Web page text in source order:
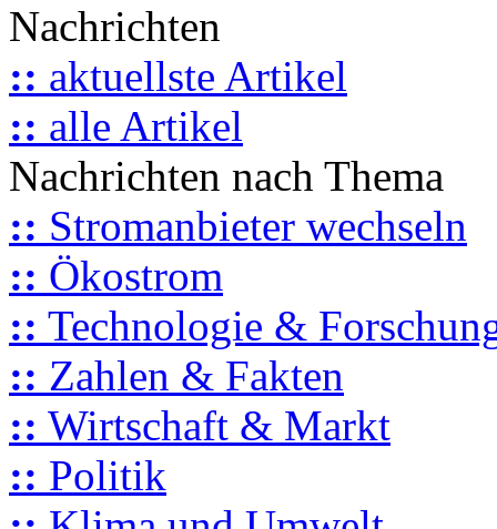
Nachrichten
:: aktuellste Artikel
:: alle Artikel
Nachrichten nach Thema
:: Stromanbieter wechseln
:: Ökostrom
:: Technologie &
:: Zahlen & Fakten
:: Wirtschaft & Markt
:: Politik